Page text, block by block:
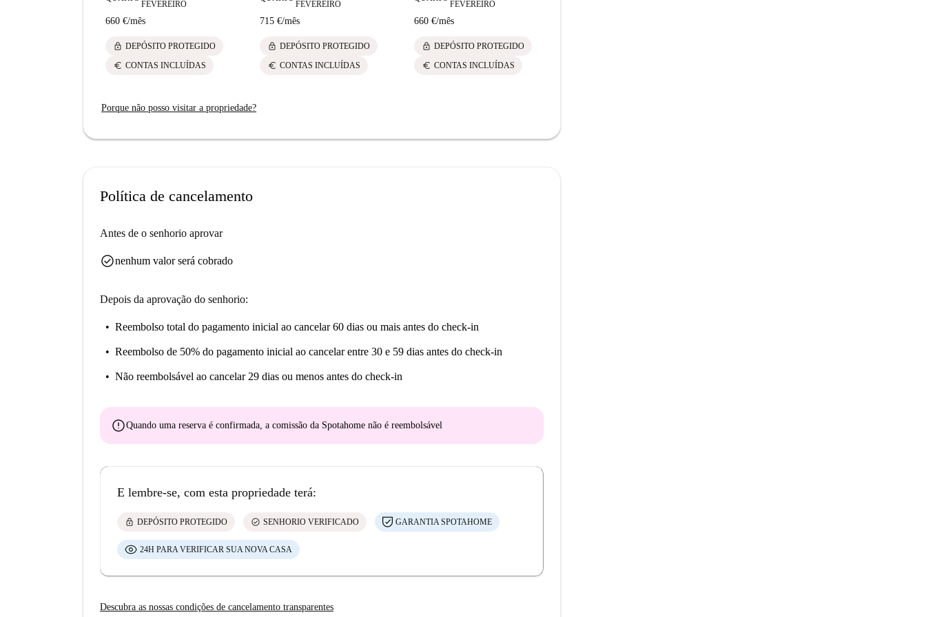
FEVEREIRO
660 €/mês
lock DEPÓSITO PROTEGIDO
euro CONTAS INCLUÍDAS
FEVEREIRO
715 €/mês
lock DEPÓSITO PROTEGIDO
euro CONTAS INCLUÍDAS
FEVEREIRO
660 €/mês
lock DEPÓSITO PROTEGIDO
euro CONTAS INCLUÍDAS
Porque não posso visitar a propriedade?
Política de cancelamento
Antes de o senhorio aprovar
check_circlenenhum valor será cobrado
Depois da aprovação do senhorio:
Reembolso total do pagamento inicial ao cancelar 60 dias ou mais antes do check-in
Reembolso de 50% do pagamento inicial ao cancelar entre 30 e 59 dias antes do check-in
Não reembolsável ao cancelar 29 dias ou menos antes do check-in
errorQuando uma reserva é confirmada, a comissão da Spotahome não é reembolsável
E lembre-se, com esta propriedade terá:
lock DEPÓSITO PROTEGIDO check_circle SENHORIO VERIFICADO GARANTIA SPOTAHOME
24H PARA VERIFICAR SUA NOVA CASA
Descubra as nossas condições de cancelamento transparentes